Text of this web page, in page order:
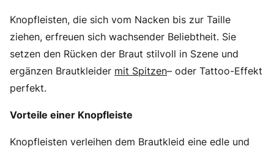
Knopfleisten, die sich vom Nacken bis zur Taille
ziehen, erfreuen sich wachsender Beliebtheit. Sie
setzen den Rücken der Braut stilvoll in Szene und
ergänzen Brautkleider mit Spitzen– oder Tattoo-Effekt
perfekt.
Vorteile einer Knopfleiste
Knopfleisten verleihen dem Brautkleid eine edle und